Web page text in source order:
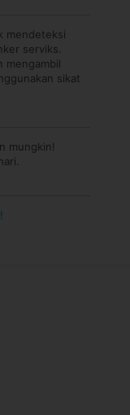
mendeteksi
serviks.
mengambil
sikat
mungkin!